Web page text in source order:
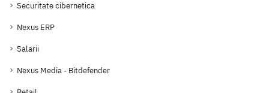
Securitate cibernetica
Nexus ERP
Salarii
Nexus Media - Bitdefender